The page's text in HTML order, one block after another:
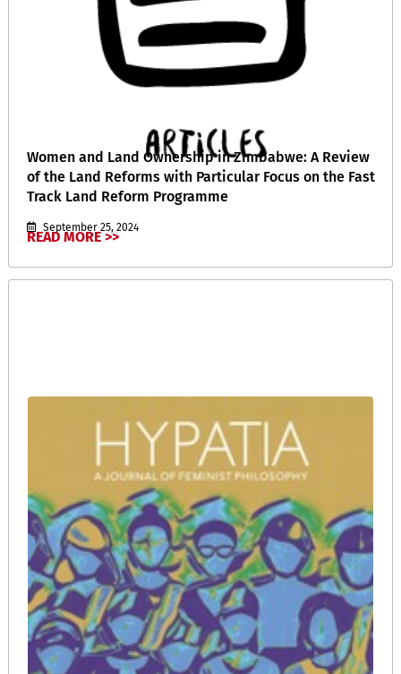
Women and Land Ownership in Zimbabwe: A Review
of the Land Reforms with Particular Focus on the Fast
Track Land Reform Programme
September 25, 2024
READ MORE >>